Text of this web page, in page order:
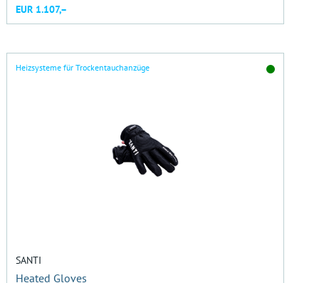
EUR 1.107,–
Heizsysteme für Trockentauchanzüge
SANTI
Heated Gloves